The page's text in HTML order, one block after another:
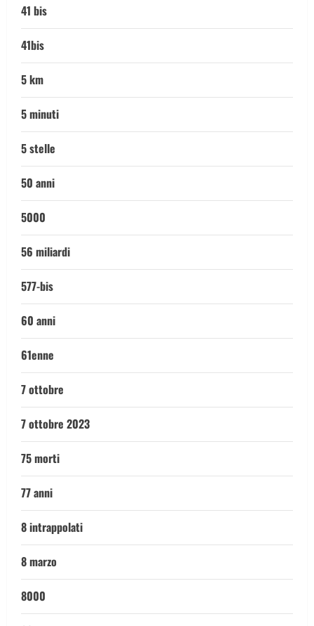
41 bis
41bis
5 km
5 minuti
5 stelle
50 anni
5000
56 miliardi
577-bis
60 anni
61enne
7 ottobre
7 ottobre 2023
75 morti
77 anni
8 intrappolati
8 marzo
8000